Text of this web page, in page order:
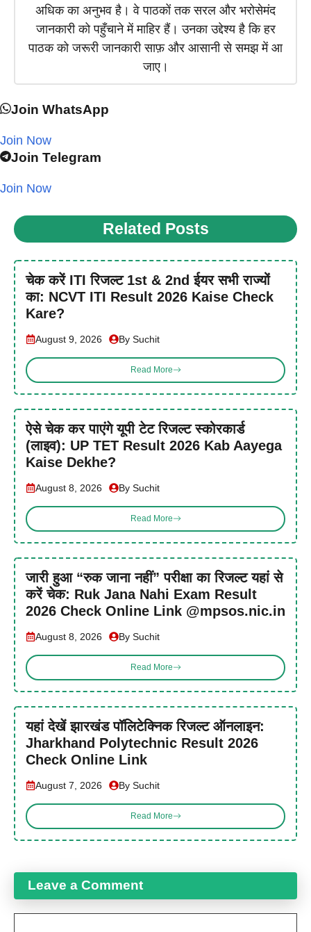
अधिक का अनुभव है। वे पाठकों तक सरल और भरोसेमंद
जानकारी को पहुँचाने में माहिर हैं। उनका उद्देश्य है कि हर
पाठक को जरूरी जानकारी साफ़ और आसानी से समझ में आ
जाए।
Join WhatsApp
Join Now
Join Telegram
Join Now
Related Posts
चेक करें ITI रिजल्ट 1st & 2nd ईयर सभी राज्यों
का: NCVT ITI Result 2026 Kaise Check
Kare?
August 9, 2026 By Suchit
Read More
ऐसे चेक कर पाएंगे यूपी टेट रिजल्ट स्कोरकार्ड
(लाइव): UP TET Result 2026 Kab Aayega
Kaise Dekhe?
August 8, 2026 By Suchit
Read More
जारी हुआ “रुक जाना नहीं” परीक्षा का रिजल्ट यहां से
करें चेक: Ruk Jana Nahi Exam Result
2026 Check Online Link @mpsos.nic.in
August 8, 2026 By Suchit
Read More
यहां देखें झारखंड पॉलिटेक्निक रिजल्ट ऑनलाइन:
Jharkhand Polytechnic Result 2026
Check Online Link
August 7, 2026 By Suchit
Read More
Leave a Comment